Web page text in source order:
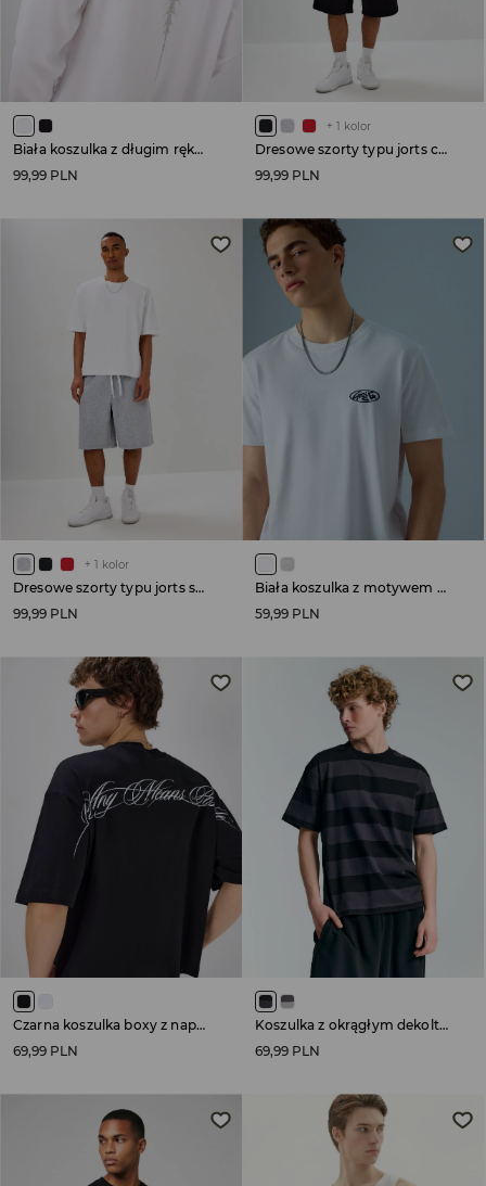
Biała koszulka z długim rękawem i nadrukami w stylu tribal
99,99 PLN
+ 1 kolor
Dresowe szorty typu jorts czarne
99,99 PLN
+ 1 kolor
Dresowe szorty typu jorts szare
99,99 PLN
Biała koszulka z motywem w stylu graffiti
59,99 PLN
Czarna koszulka boxy z napisem na plecach
69,99 PLN
Koszulka z okrągłym dekoltem w czarno-szare paski
69,99 PLN